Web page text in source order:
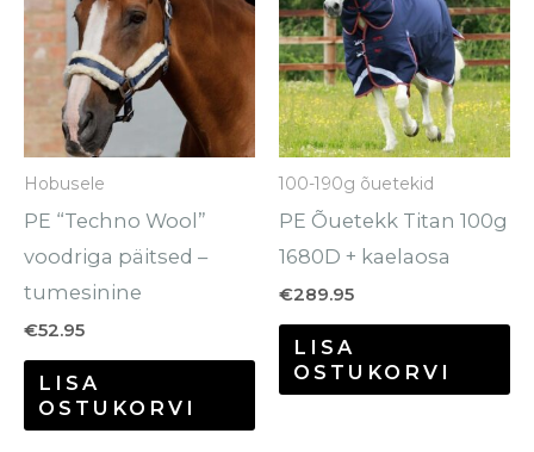
Hobusele
PE “Techno Wool”
voodriga päitsed –
tumesinine
€52.95
LISA
OSTUKORVI
on
mitu
varianti.
Valikuid
saab
teha
tootelehel.
100-190g õuetekid
PE Õuetekk Titan 100g
1680D + kaelaosa
€289.95
LISA
OSTUKORVI